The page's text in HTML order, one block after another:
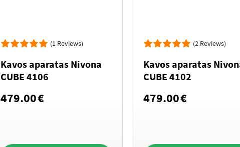
(1 Reviews)
Kavos aparatas Nivona
CUBE 4106
479.00€
(2 Reviews)
Kavos aparatas
CUBE 4102
479.00€